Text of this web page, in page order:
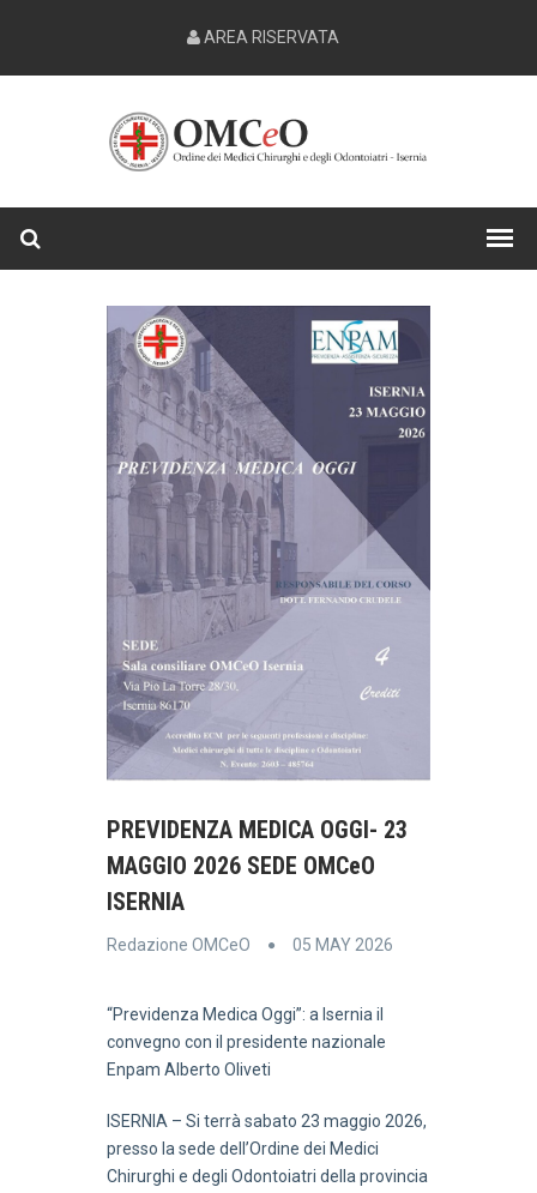
AREA RISERVATA
PREVIDENZA MEDICA OGGI- 23
MAGGIO 2026 SEDE OMCeO
ISERNIA
Redazione OMCeO 05 MAY 2026
“Previdenza Medica Oggi”: a Isernia il
convegno con il presidente nazionale
Enpam Alberto Oliveti
ISERNIA – Si terrà sabato 23 maggio 2026,
presso la sede dell’Ordine dei Medici
Chirurghi e degli Odontoiatri della provincia